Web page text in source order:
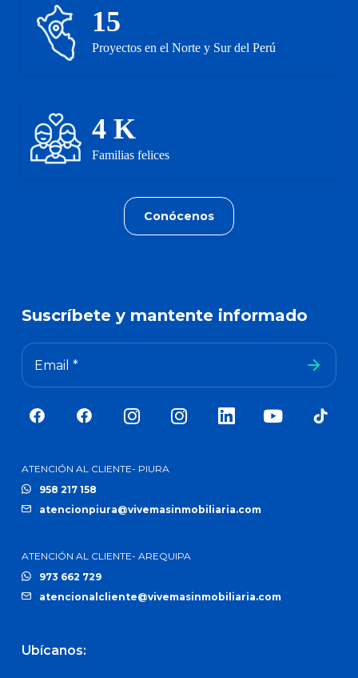
15
Proyectos en el Norte y Sur del Perú
4 K
Familias felices
Conócenos
Suscríbete y mantente informado
Email *
ATENCIÓN AL CLIENTE- PIURA
958 217 158
atencionpiura@vivemasinmobiliaria.com
ATENCIÓN AL CLIENTE- AREQUIPA
973 662 729
atencionalcliente@vivemasinmobiliaria.com
Ubícanos: